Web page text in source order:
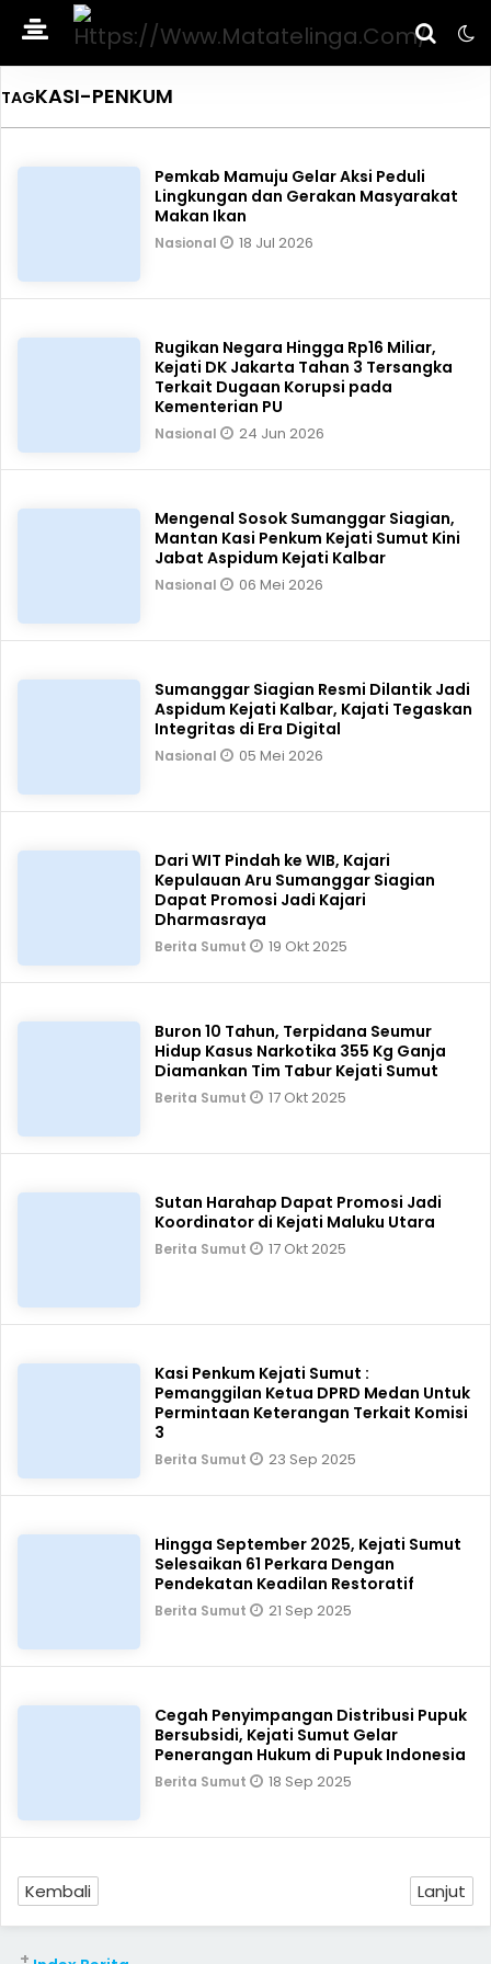
TAGKASI-PENKUM
Pemkab Mamuju Gelar Aksi Peduli
Lingkungan dan Gerakan Masyarakat
Makan Ikan
Nasional 18 Jul 2026
Rugikan Negara Hingga Rp16 Miliar,
Kejati DK Jakarta Tahan 3 Tersangka
Terkait Dugaan Korupsi pada
Kementerian PU
Nasional 24 Jun 2026
Mengenal Sosok Sumanggar Siagian,
Mantan Kasi Penkum Kejati Sumut Kini
Jabat Aspidum Kejati Kalbar
Nasional 06 Mei 2026
Sumanggar Siagian Resmi Dilantik Jadi
Aspidum Kejati Kalbar, Kajati Tegaskan
Integritas di Era Digital
Nasional 05 Mei 2026
Dari WIT Pindah ke WIB, Kajari
Kepulauan Aru Sumanggar Siagian
Dapat Promosi Jadi Kajari
Dharmasraya
Berita Sumut 19 Okt 2025
Buron 10 Tahun, Terpidana Seumur
Hidup Kasus Narkotika 355 Kg Ganja
Diamankan Tim Tabur Kejati Sumut
Berita Sumut 17 Okt 2025
Sutan Harahap Dapat Promosi Jadi
Koordinator di Kejati Maluku Utara
Berita Sumut 17 Okt 2025
Kasi Penkum Kejati Sumut :
Pemanggilan Ketua DPRD Medan Untuk
Permintaan Keterangan Terkait Komisi
3
Berita Sumut 23 Sep 2025
Hingga September 2025, Kejati Sumut
Selesaikan 61 Perkara Dengan
Pendekatan Keadilan Restoratif
Berita Sumut 21 Sep 2025
Cegah Penyimpangan Distribusi Pupuk
Bersubsidi, Kejati Sumut Gelar
Penerangan Hukum di Pupuk Indonesia
Berita Sumut 18 Sep 2025
Kembali Lanjut
+